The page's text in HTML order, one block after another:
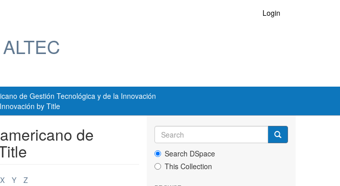
Login
de Gestión Tecnológica y de la Innovación
by Title
de
X Y Z
Search DSpace
This Collection